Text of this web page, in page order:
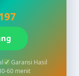
Garansi Hasil
60 menit